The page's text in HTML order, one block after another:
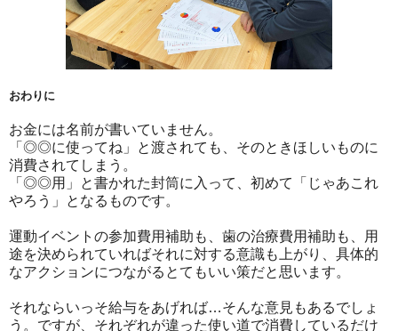
おわりに
お金には名前が書いていません。
「◎◎に使ってね」と渡されても、そのときほしいものに
消費されてしまう。
「◎◎用」と書かれた封筒に入って、初めて「じゃあこれ
やろう」となるものです。
運動イベントの参加費用補助も、歯の治療費用補助も、用
途を決められていればそれに対する意識も上がり、具体的
なアクションにつながるとてもいい策だと思います。
それならいっそ給与をあげれば…そんな意見もあるでしょ
う。ですが、それぞれが違った使い道で消費しているだけ